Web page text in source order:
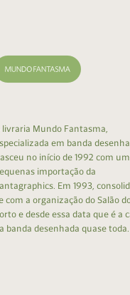
livraria Mundo Fantasma,
em banda
no início de 1992 com
importação da
Em 1993,
com a organização do Salão
e desde essa data que é a
banda desenhada quase toda.